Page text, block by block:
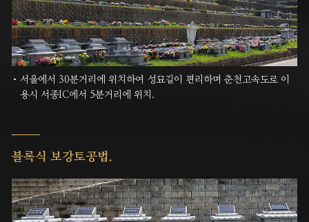
서울에서 30분거리에 위치하여 성묘길이 편리하며 춘천고속도로 이
용시 서종IC에서 5분거리에 위치.
블록식 보강토공법.